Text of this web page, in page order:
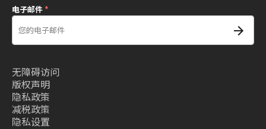
电子邮件*
无障碍访问
版权声明
隐私政策
减税政策
隐私设置